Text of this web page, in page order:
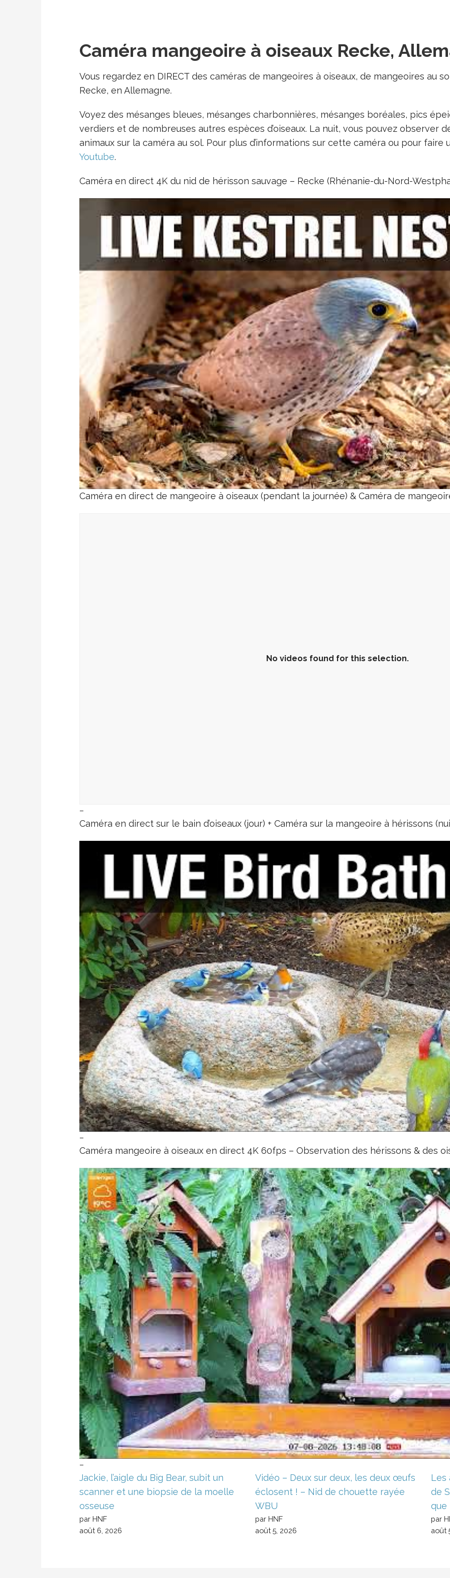
Caméra mangeoire à oiseaux Recke,
Vous regardez en DIRECT des caméras de mangeoires à oiseaux, de mangeoires au
Recke, en Allemagne.
Voyez des mésanges bleues, mésanges charbonnières, mésanges boréales, pics
verdiers et de nombreuses autres espèces d’oiseaux. La nuit, vous pouvez observer
animaux sur la caméra au sol. Pour plus d’informations sur cette caméra ou pour
Youtube.
Caméra en direct 4K du nid de hérisson sauvage – Recke (Rhénanie-du-Nord-
Caméra en direct de mangeoire à oiseaux (pendant la journée) & Caméra de
No videos found for this selection.
–
Caméra en direct sur le bain d’oiseaux (jour) + Caméra sur la mangeoire à hérissons
–
Caméra mangeoire à oiseaux en direct 4K 60fps – Observation des hérissons & des
–
Jackie, l’aigle du Big Bear, subit un
scanner et une biopsie de la moelle
osseuse
par HNF
août 6, 2026
Vidéo – Deux sur deux, les deux œufs
éclosent ! – Nid de chouette rayée
WBU
par HNF
août 5, 2026
Les
de
que
par
août